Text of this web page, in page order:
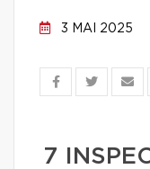
3 MAI 2025
7